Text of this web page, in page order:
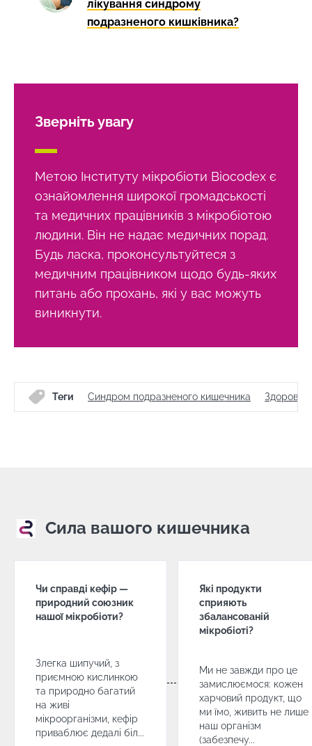
лікування синдрому
подразненого кишківника?
Зверніть увагу
Метою Інституту мікробіоти Biocodex є
ознайомлення широкої громадськості
та медичних працівників з мікробіотою
людини. Він не надає медичних порад.
Будь ласка, проконсультуйтеся з
медичним працівником щодо будь-яких
питань або прохань, які у вас можуть
виникнути.
Теги Синдром подразненого кишечника Здоров'я
Сила вашого кишечника
Чи справді кефір —
природний союзник
нашої мікробіоти?
Злегка шипучий, з
приємною кислинкою
та природно багатий
на живі
мікроорганізми, кефір
приваблює дедалі біл...
Які продукти
сприяють
збалансованій
мікробіоті?
Ми не завжди про це
замислюємося: кожен
харчовий продукт, що
ми їмо, живить не лише
наш організм
(забезпечу...